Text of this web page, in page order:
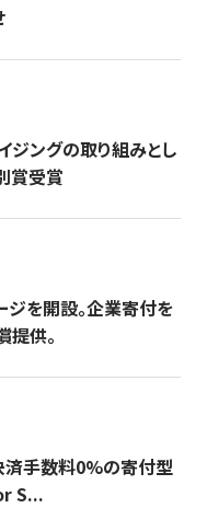
ジングの取り組みとし
賞受賞
ジを開設。企業寄付を
供。
済手数料0%の寄付型
S...